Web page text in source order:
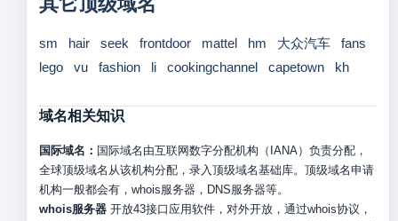
sm hair seek frontdoor mattel hm 大众汽车
fans
lego
vu fashion li cookingchannel capetown kh
域名相关知识
国际域名： 国际域名由互联网数字分配机构（IANA）负责分配，
全球顶级域名从该机构分配，录入顶级域名基础库。顶级域名申请
机构一般都会有，whois服务器，DNS服务器等。
whois服务器开放43接口应用软件，对外开放，通过whois协议，